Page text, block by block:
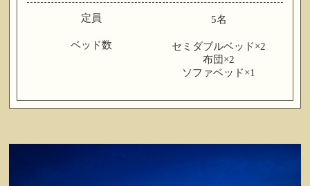
定員 5名
ベッド数
セミダブルベッド×2
布団×2
ソファベッド×1